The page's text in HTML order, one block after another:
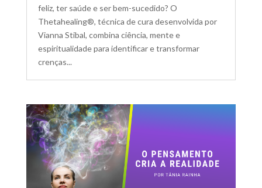
feliz, ter saúde e ser bem-sucedido? O
Thetahealing®, técnica de cura desenvolvida por
Vianna Stibal, combina ciência, mente e
espiritualidade para identificar e transformar
crenças...